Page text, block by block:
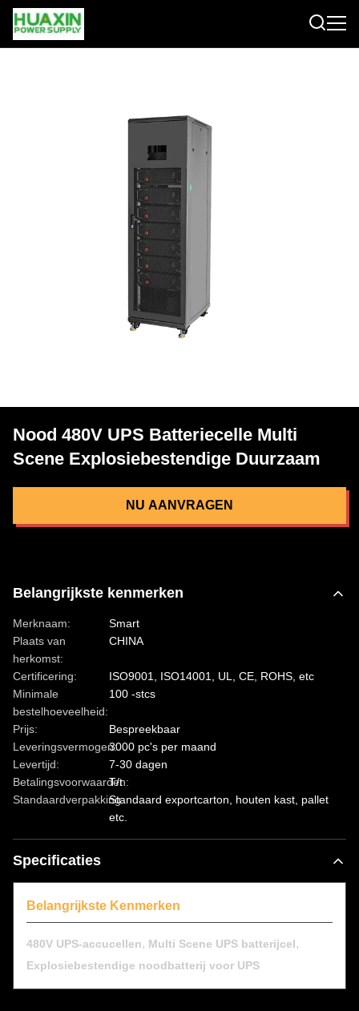
Nood 480V UPS Batteriecelle Multi
Scene Explosiebestendige Duurzaam
NU AANVRAGEN
Belangrijkste kenmerken
Merknaam:
Smart
Plaats van
herkomst:
CHINA
Certificering:
ISO9001, ISO14001, UL, CE, ROHS, etc
Minimale
bestelhoeveelheid:
100 -stcs
Prijs:
Bespreekbaar
Leveringsvermogen:3000 pc's per maand
Levertijd:
7-30 dagen
Betalingsvoorwaarden:
T/t
Standaardverpakking:Standaard exportcarton, houten kast, pallet
etc.
Specificaties
Belangrijkste Kenmerken
480V UPS-accucellen, Multi Scene UPS batterijcel,
Explosiebestendige noodbatterij voor UPS